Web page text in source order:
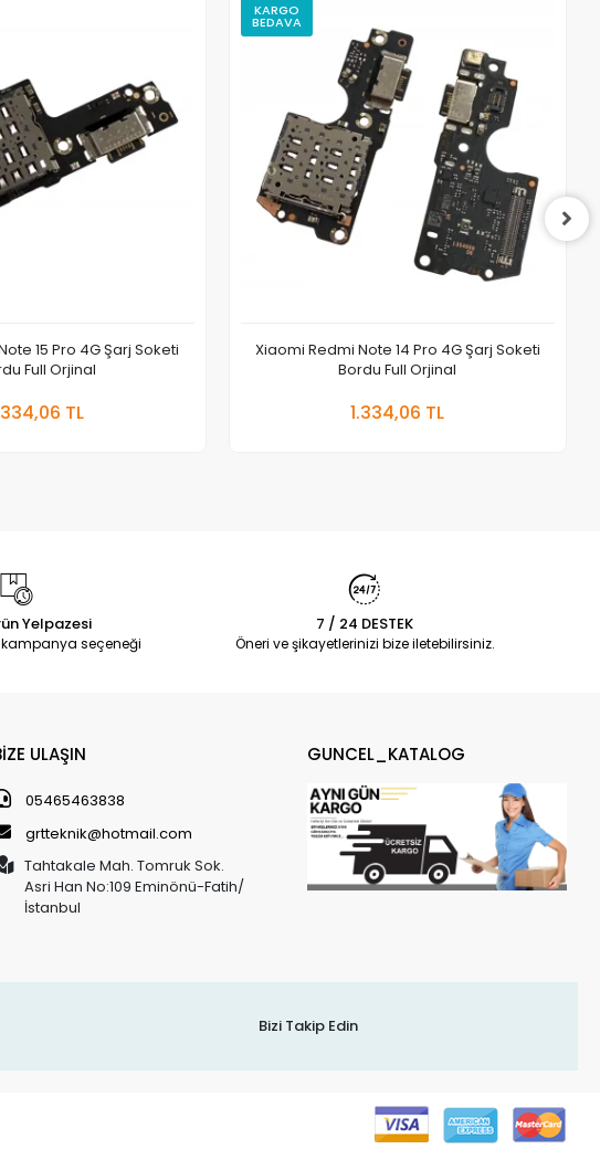
15 Pro 4G Şarj Soketi
Full Orjinal
TL
KARGO
BEDAVA
Xiaomi Redmi Note 14 Pro 4G Şarj Soketi
Bordu Full Orjinal
1.334,06 TL
Yelpazesi
seçeneği
7 / 24 DESTEK
Öneri ve şikayetlerinizi bize iletebilirsiniz.
ULAŞIN
05465463838
grtteknik@hotmail.com
Tahtakale Mah. Tomruk Sok.
Asri Han No:109 Eminönü-Fatih/
İstanbul
GUNCEL_KATALOG
Bizi Takip Edin